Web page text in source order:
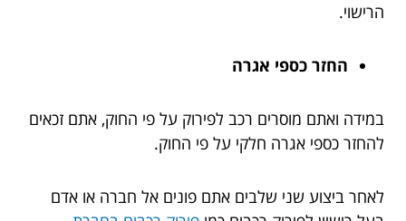
הרישוי.
החזר כספי אגרה
במידה ואתם מוסרים רכב לפירוק על פי החוק, אתם זכאים
להחזר כספי אגרה חלקי על פי החוק.
לאחר ביצוע שני שלבים אתם פונים אל חברה או אדם